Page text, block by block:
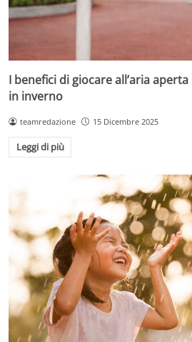
I benefici di giocare all’aria
in inverno
teamredazione 15 Dicembre 2025
Leggi di più